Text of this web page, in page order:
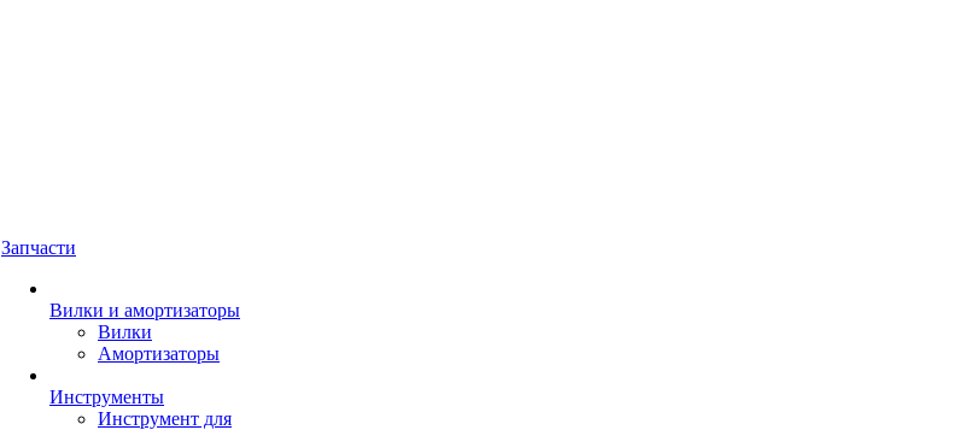
Запчасти
Вилки и амортизаторы
Вилки
Амортизаторы
Инструменты
Инструмент для